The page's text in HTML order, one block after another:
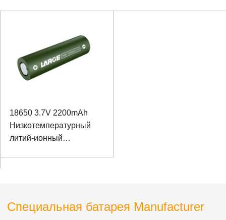
18650 3.7V 2200mAh
Низкотемпературный
литий-ионный
Специальная батарея Manufacturer